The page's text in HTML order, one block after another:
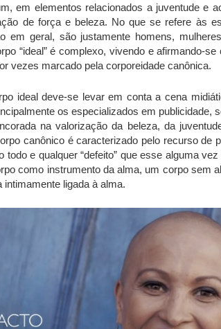
em elementos relacionados a juventude e
de força e beleza. No que se refere às
em geral, são justamente homens,
“ideal” é complexo, vivendo e afirmando-
vezes marcado pela corporeidade canônica.
ideal deve-se levar em conta a cena
os especializados em publicidade,
na valorização da beleza, da
canônico é caracterizado pelo recurso de
todo e qualquer “defeito” que esse alguma
como instrumento da alma, um corpo sem
ligada à alma.